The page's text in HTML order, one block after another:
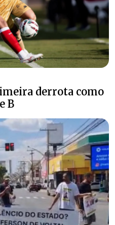
derrota como
B